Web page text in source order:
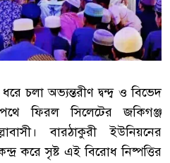
চলা অভ্যন্তরীণ দ্বন্দ্ব ও বিভেদ
ফিরল সিলেটের জকিগঞ্জ
বারঠাকুরী ইউনিয়নের
করে সৃষ্ট এই বিরোধ নিষ্পত্তির